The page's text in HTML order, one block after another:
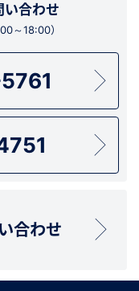
い合わせ
～18:00）
合わせ